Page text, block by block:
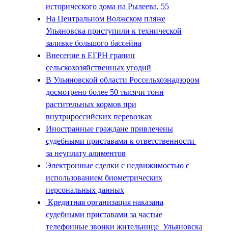
исторического дома на Рылеева, 55
На Центральном Волжском пляже
Ульяновска приступили к технической
заливке большого бассейна
Внесение в ЕГРН границ
сельскохозяйственных угодий
В Ульяновской области Россельхознадзором
досмотрено более 50 тысячи тонн
растительных кормов при
внутрироссийских перевозках
Иностранные граждане привлечены
судебными приставами к ответственности
за неуплату алиментов
Электронные сделки с недвижимостью с
использованием биометрических
персональных данных
Кредитная организация наказана
судебными приставами за частые
телефонные звонки жительнице Ульяновска